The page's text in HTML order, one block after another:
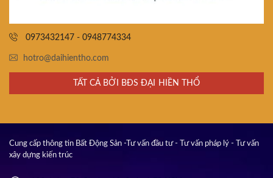
0973432147 - 0948774334
hotro@daihientho.com
TẤT CẢ BỞI BĐS ĐẠI HIỀN THỔ
Cung cấp thông tin Bất Động Sản -Tư vấn đầu tư - Tư vấn pháp lý - Tư vấn
xây dựng kiến trúc